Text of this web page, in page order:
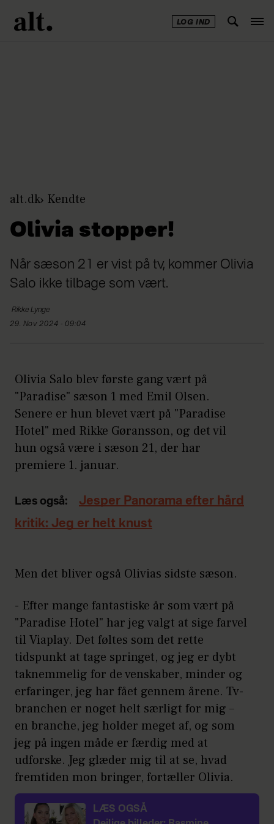
LOG IND
alt.dk Kendte
Olivia stopper!
Når sæson 21 er vist på tv, kommer Olivia
Salo ikke tilbage som vært.
Rikke Lynge
29. Nov 2024 - 09:04
Olivia Salo blev første gang vært på
"Paradise" sæson 1 med Emil Olsen.
Senere er hun blevet vært på "Paradise
Hotel" med Rikke Gøransson, og det vil
hun også være i sæson 21, der har
premiere 1. januar.
Læs også:
Jesper Panorama efter hård
kritik: Jeg er helt knust
Men det bliver også Olivias sidste sæson.
- Efter mange fantastiske år som vært på
"Paradise Hotel" har jeg valgt at sige farvel
til Viaplay. Det føltes som det rette
tidspunkt at tage springet, og jeg er dybt
taknemmelig for de venskaber, minder og
erfaringer, jeg har fået gennem årene. Tv-
branchen er noget helt særligt for mig –
en branche, jeg holder meget af, og som
jeg på ingen måde er færdig med at
udforske. Jeg glæder mig til at se, hvad
fremtiden mon bringer, fortæller Olivia.
LÆS OGSÅ